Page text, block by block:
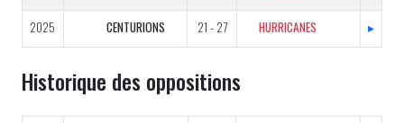
2025 CENTURIONS 21 - 27 HURRICANES ▸
Historique des oppositions